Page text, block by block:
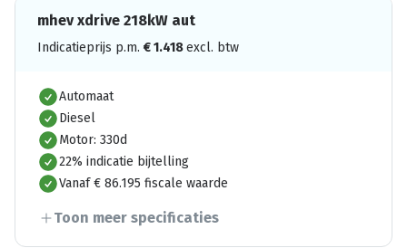
mhev xdrive 218kW aut
Indicatieprijs p.m. €1.418excl. btw
Automaat
Diesel
Motor: 330d
22% indicatie bijtelling
Vanaf € 86.195 fiscale waarde
Toon meer specificaties